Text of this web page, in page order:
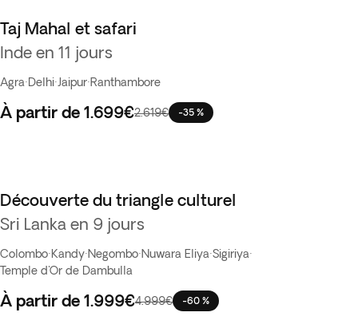
Taj Mahal et safari
Inde en 11 jours
Agra·Delhi·Jaipur·Ranthambore
À partir de 1.699€2.619€ -35 %
Vente Flash
Découverte du triangle culturel
Sri Lanka en 9 jours
Colombo·Kandy·Negombo·Nuwara Eliya·Sigiriya·
Temple d'Or de Dambulla
À partir de 1.999€4.999€ -60 %